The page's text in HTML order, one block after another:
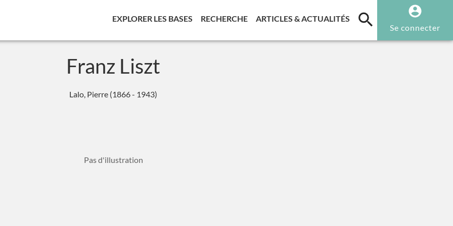
EXPLORER LES BASES (CURRENT)
RECHERCHE(CURRENT)
ARTICLES & ACTUALITÉS (CURRENT)
Se connecter
Franz Liszt
Lalo, Pierre (1866 - 1943)
Pas d'illustration